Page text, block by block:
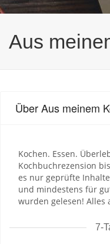
Aus
Über Aus meinem
Kochen. Essen.
Kochbuchrezension
es nur geprüfte
und mindestens für
wurden gelesen! Alles
7-